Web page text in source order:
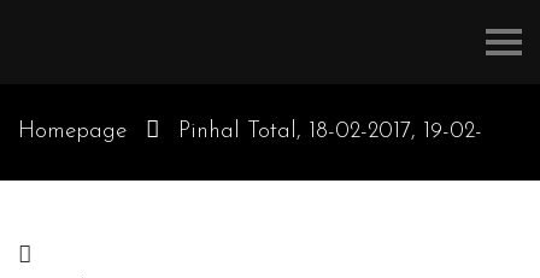
Homepage Pinhal Total, 18-02-2017, 19-02-